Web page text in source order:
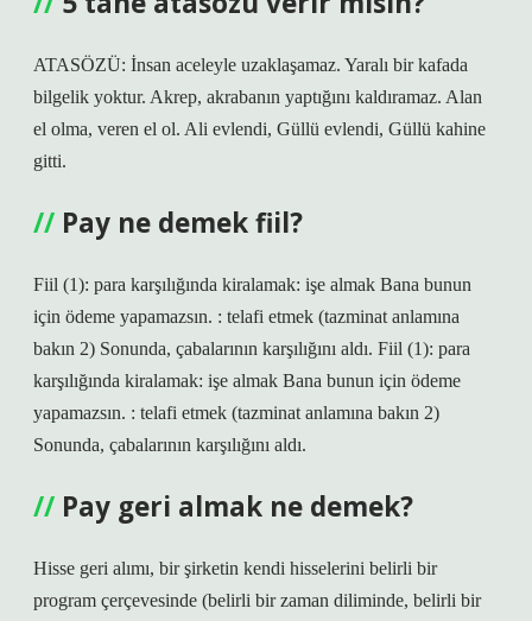
ATASÖZÜ: İnsan aceleyle uzaklaşamaz. Yaralı bir kafada
bilgelik yoktur. Akrep, akrabanın yaptığını kaldıramaz. Alan
el olma, veren el ol. Ali evlendi, Güllü evlendi, Güllü kahine
gitti.
Pay ne demek fiil?
Fiil (1): para karşılığında kiralamak: işe almak Bana bunun
için ödeme yapamazsın. : telafi etmek (tazminat anlamına
bakın 2) Sonunda, çabalarının karşılığını aldı. Fiil (1): para
karşılığında kiralamak: işe almak Bana bunun için ödeme
yapamazsın. : telafi etmek (tazminat anlamına bakın 2)
Sonunda, çabalarının karşılığını aldı.
Pay geri almak ne demek?
Hisse geri alımı, bir şirketin kendi hisselerini belirli bir
program çerçevesinde (belirli bir zaman diliminde, belirli bir